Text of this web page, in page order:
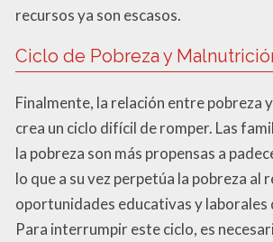
recursos ya son escasos.
Ciclo de Pobreza y
Finalmente, la relación entre pobreza
crea un ciclo difícil de romper. Las
la pobreza son más propensas a
lo que a su vez perpetúa la pobreza al
oportunidades educativas y laborales
Para interrumpir este ciclo, es